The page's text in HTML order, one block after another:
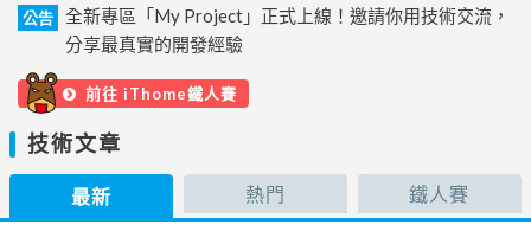
公告
全新專區「My Project」正式上線！邀請你用技術交流，
分享最真實的開發經驗
前往 iThome鐵人賽
技術文章
最新 熱門 鐵人賽